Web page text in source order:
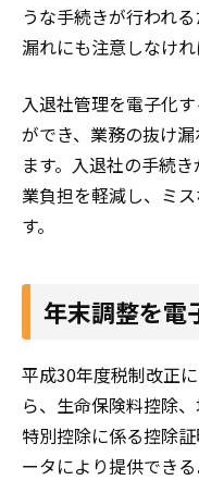
うな手続きが行われ
漏れにも注意しなけれ
入退社管理を電子化
ができ、業務の抜け
ます。入退社の手続
業負担を軽減し、ミ
す。
年末調整を電
平成30年度税制改正
ら、生命保険料控除
特別控除に係る控除
ータにより提供でき